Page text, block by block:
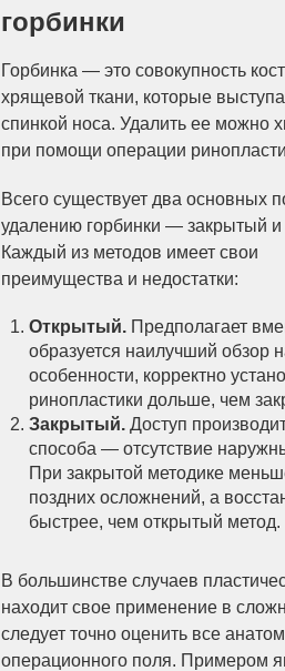
горбинки
Горбинка — это совокупность
хрящевой ткани, которые
спинкой носа. Удалить ее можно
при помощи операции
Всего существует два основных
удалению горбинки — закрытый и
Каждый из методов имеет свои
преимущества и недостатки:
Открытый. Предполагает
образуется наилучший обзор
особенности, корректно
ринопластики дольше, чем
Закрытый. Доступ
способа — отсутствие
При закрытой методике
поздних осложнений, а
быстрее, чем открытый метод.
В большинстве случаев
находит свое применение в
следует точно оценить все
операционного поля. Примером